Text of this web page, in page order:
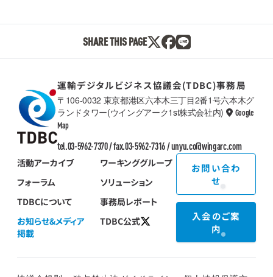
SHARE THIS PAGE
TDBC
運輸デジタルビジネス協議会(TDBC)事務局
〒106-0032 東京都港区六本木三丁目2番1号六本木グ
ランドタワー(ウイングアーク1st株式会社内)
Google
Map
tel.03-5962-7370 / fax.03-5962-7316 /unyu.co@wingarc.com
活動アーカイブ
ワーキンググループ
フォーラム
ソリューション
TDBCについて
事務局レポート
お知らせ&メディア
掲載
TDBC公式
お問い合わ
せ
入会のご案
内